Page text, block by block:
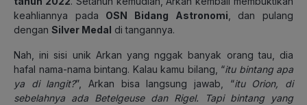
keahliannya pada OSN Bidang Astronomi , dan pulang
dengan Silver Medal di tangannya.
Nah, ini sisi unik Arkan yang nggak banyak orang tau, dia
hafal nama-nama bintang. Kalau kamu bilang, “itu bintang apa
ya di langit?”, Arkan bisa langsung jawab, “itu Orion, di
sebelahnya ada Betelgeuse dan Rigel. Tapi bintang yang